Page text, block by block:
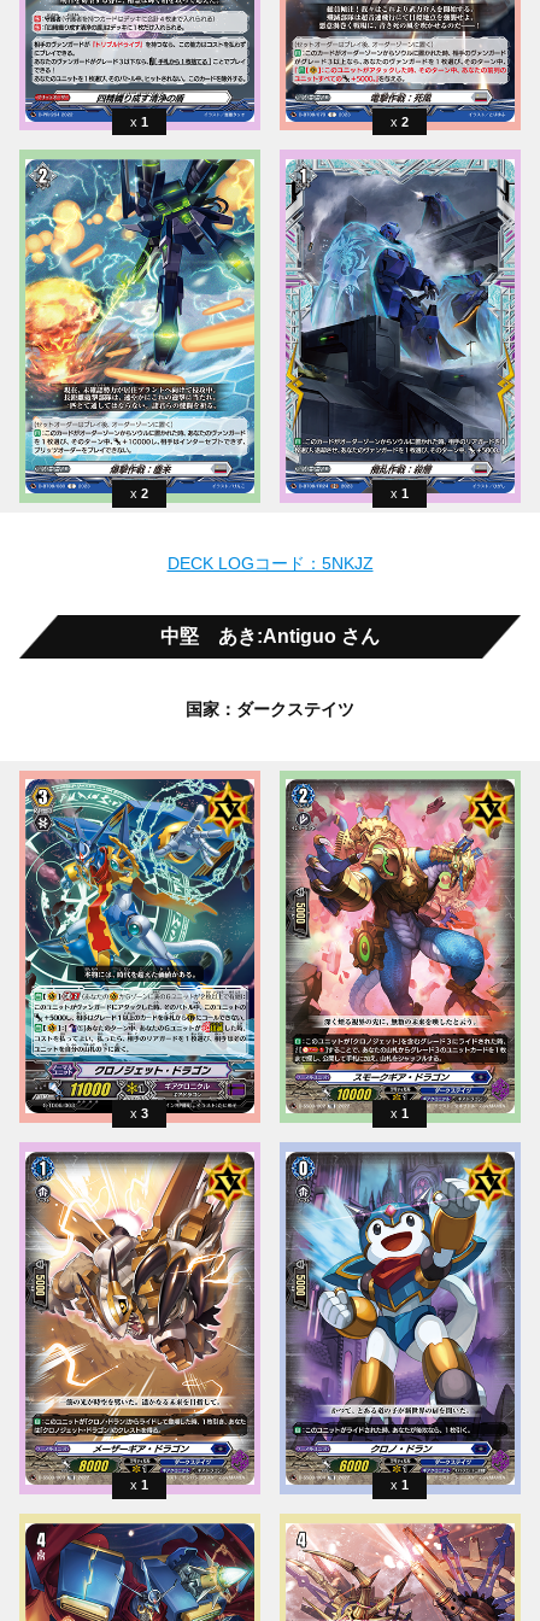
1 2
2 1
DECK LOGコード：5NKJZ
中堅 あき:Antiguo さん
国家：ダークステイツ
3 1
1 1